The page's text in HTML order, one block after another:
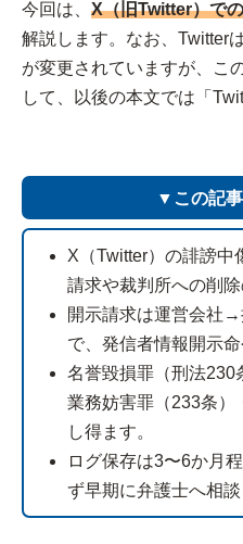
今回は、 X（旧Twitter）で
解説します。なお、Twitter
が変更されていますが、こ
して、以後の本文では「
▼この記
X（Twitter）の誹謗中
請求や裁判所への削
開示請求は運営会社
で、発信者情報開示
名誉毀損罪（刑法230
業務妨害罪（233条）
し得ます。
ログ保存は3〜6か月
ず早期に弁護士へ相談